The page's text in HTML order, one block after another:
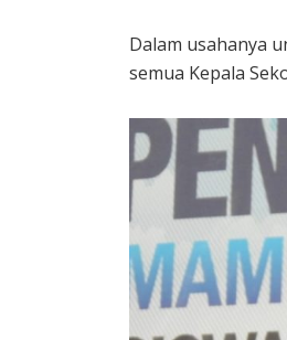
Dalam usahanya
semua Kepala